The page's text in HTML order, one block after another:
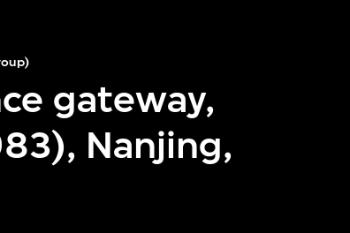
gateway,
Nanjing,